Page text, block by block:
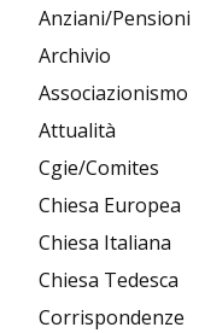
Anziani/Pensioni
Archivio
Associazionismo
Attualità
Cgie/Comites
Chiesa Europea
Chiesa Italiana
Chiesa Tedesca
Corrispondenze